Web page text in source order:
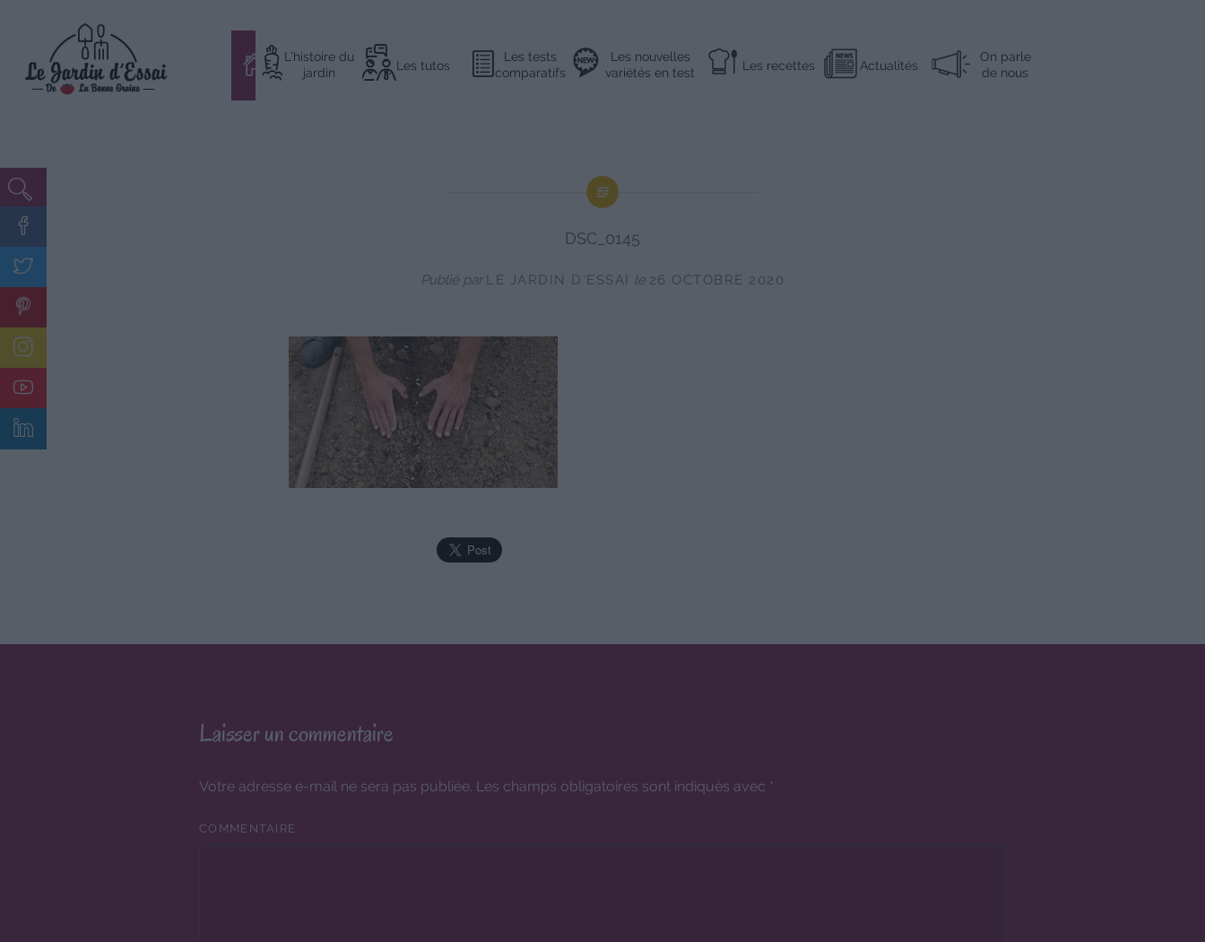
contenu
#
L’histoire du
jardin
Les tutos
Les tests
comparatifs
Les nouvelles
variétés en test
Les recettes Actualités
On parle
de nous
DSC_0145
Publié parLE JARDIN D'ESSAI le 26 OCTOBRE 2020
Laisser un commentaire
Votre adresse e-mail ne sera pas publiée. Les champs obligatoires sont indiqués avec *
COMMENTAIRE